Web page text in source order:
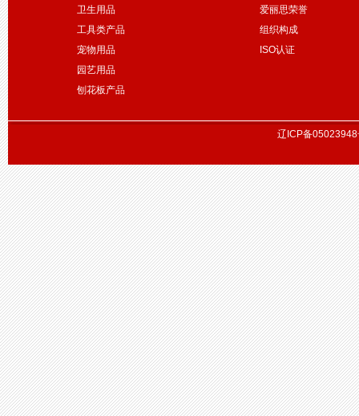
卫生用品
工具类产品
宠物用品
园艺用品
刨花板产品
爱丽思荣誉
组织构成
ISO认证
辽ICP备